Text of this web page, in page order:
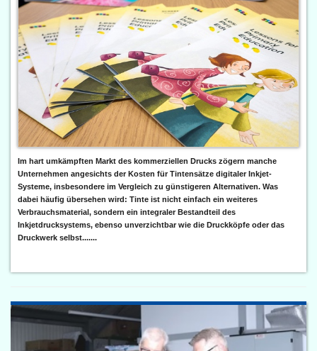
Im hart umkämpften Markt des kommerziellen Drucks zögern manche
Unternehmen angesichts der Kosten für Tintensätze digitaler Inkjet-
Systeme, insbesondere im Vergleich zu günstigeren Alternativen. Was
dabei häufig übersehen wird: Tinte ist nicht einfach ein weiteres
Verbrauchsmaterial, sondern ein integraler Bestandteil des
Inkjetdrucksystems, ebenso unverzichtbar wie die Druckköpfe oder das
Druckwerk selbst.......